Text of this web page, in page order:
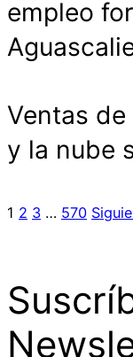
empleo
Ventas
y la nube
1 2 3 … 570